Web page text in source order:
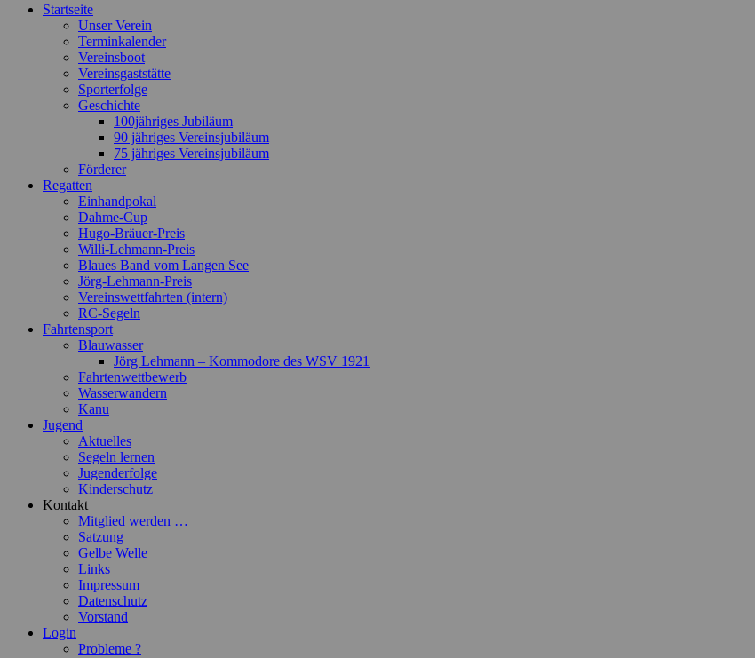
Zum
Startseite
Unser Verein
Terminkalender
Vereinsboot
Vereinsgaststätte
Sporterfolge
Geschichte
100jähriges Jubiläum
90 jähriges Vereinsjubiläum
75 jähriges Vereinsjubiläum
Förderer
Regatten
Einhandpokal
Dahme-Cup
Hugo-Bräuer-Preis
Willi-Lehmann-Preis
Blaues Band vom Langen See
Jörg-Lehmann-Preis
Vereinswettfahrten (intern)
RC-Segeln
Fahrtensport
Blauwasser
Jörg Lehmann – Kommodore des WSV 1921
Fahrtenwettbewerb
Wasserwandern
Kanu
Jugend
Aktuelles
Segeln lernen
Jugenderfolge
Kinderschutz
Kontakt
Mitglied werden …
Satzung
Gelbe Welle
Links
Impressum
Datenschutz
Vorstand
Login
Probleme ?